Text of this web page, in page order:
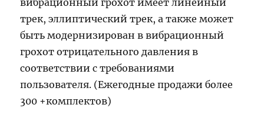
вибрационный грохот имеет линейный
трек, эллиптический трек, а также может
быть модернизирован в вибрационный
грохот отрицательного давления в
соответствии с требованиями
пользователя. (Ежегодные продажи более
300 +комплектов)